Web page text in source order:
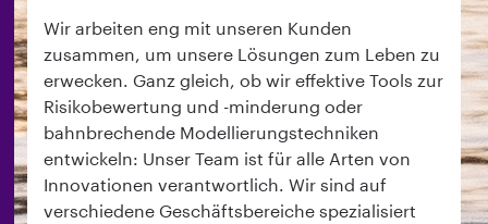
Wir arbeiten eng mit unseren Kunden
zusammen, um unsere Lösungen zum Leben zu
erwecken. Ganz gleich, ob wir effektive Tools zur
Risikobewertung und -minderung oder
bahnbrechende Modellierungstechniken
entwickeln: Unser Team ist für alle Arten von
Innovationen verantwortlich. Wir sind auf
verschiedene Geschäftsbereiche spezialisiert